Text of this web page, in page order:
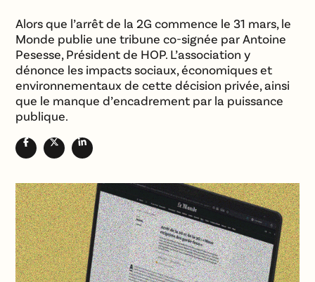
Alors que l’arrêt de la 2G commence le 31 mars, le
Monde publie une tribune co-signée par Antoine
Pesesse, Président de HOP. L’association y
dénonce les impacts sociaux, économiques et
environnementaux de cette décision privée, ainsi
que le manque d’encadrement par la puissance
publique.